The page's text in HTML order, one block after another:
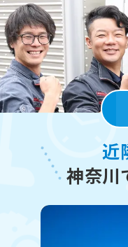
近
神奈川